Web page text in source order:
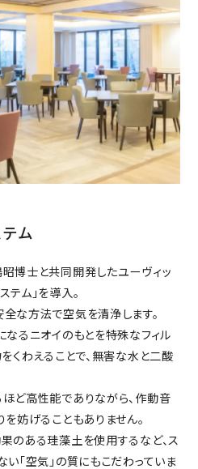
ム
博士と共同開発したユーヴィッ
ム」を導入。
な方法で空気を清浄します。
なるニオイのもとを特殊なフィル
くわえることで、無害な水と二酸
ど高性能でありながら、作動音
妨げることもありません。
のある珪藻土を使用するなど、ス
「空気」の質にもこだわっていま